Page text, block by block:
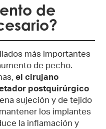
de
más importantes
de pecho.
el cirujano
postquirúrgico
sujeción y de tejido
los implantes
la inflamación y